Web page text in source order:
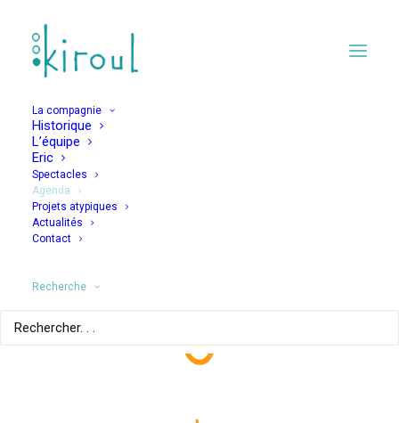
La compagnie
Historique
L’équipe
Eric
Spectacles
Agenda
Projets atypiques
Actualités
Contact
Recherche
JAMAIS JAMAIS –